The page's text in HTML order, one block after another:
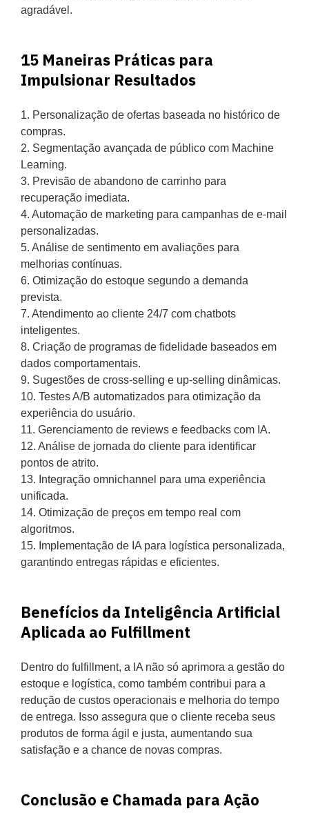
agradável.
15 Maneiras Práticas para
Impulsionar Resultados
1. Personalização de ofertas baseada no histórico de
compras.
2. Segmentação avançada de público com Machine
Learning.
3. Previsão de abandono de carrinho para
recuperação imediata.
4. Automação de marketing para campanhas de e-mail
personalizadas.
5. Análise de sentimento em avaliações para
melhorias contínuas.
6. Otimização do estoque segundo a demanda
prevista.
7. Atendimento ao cliente 24/7 com chatbots
inteligentes.
8. Criação de programas de fidelidade baseados em
dados comportamentais.
9. Sugestões de cross-selling e up-selling dinâmicas.
10. Testes A/B automatizados para otimização da
experiência do usuário.
11. Gerenciamento de reviews e feedbacks com IA.
12. Análise de jornada do cliente para identificar
pontos de atrito.
13. Integração omnichannel para uma experiência
unificada.
14. Otimização de preços em tempo real com
algoritmos.
15. Implementação de IA para logística personalizada,
garantindo entregas rápidas e eficientes.
Benefícios da Inteligência Artificial
Aplicada ao Fulfillment
Dentro do fulfillment, a IA não só aprimora a gestão do
estoque e logística, como também contribui para a
redução de custos operacionais e melhoria do tempo
de entrega. Isso assegura que o cliente receba seus
produtos de forma ágil e justa, aumentando sua
satisfação e a chance de novas compras.
Conclusão e Chamada para Ação